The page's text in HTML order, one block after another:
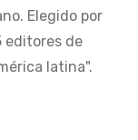
Elegido por
editores de
latina".